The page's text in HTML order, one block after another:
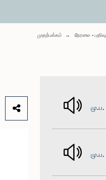
முதற்பக்கம் நேரலை -